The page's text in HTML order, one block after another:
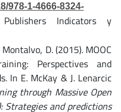
978-1-4666-8324-
Publishers Indicators y
D. (2015). MOOC
Perspectives and
In E. McKay & J. Lenarcic
through Massive Open
Strategies and predictions